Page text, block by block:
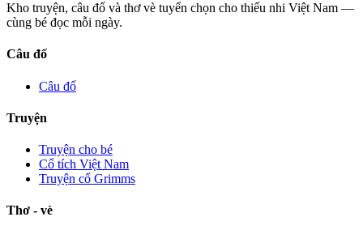
Kho truyện, câu đố và thơ vè tuyển chọn cho thiếu nhi Việt Nam —
cùng bé đọc mỗi ngày.
Câu đố
Câu đố
Truyện
Truyện cho bé
Cổ tích Việt Nam
Truyện cổ Grimms
Thơ - vè